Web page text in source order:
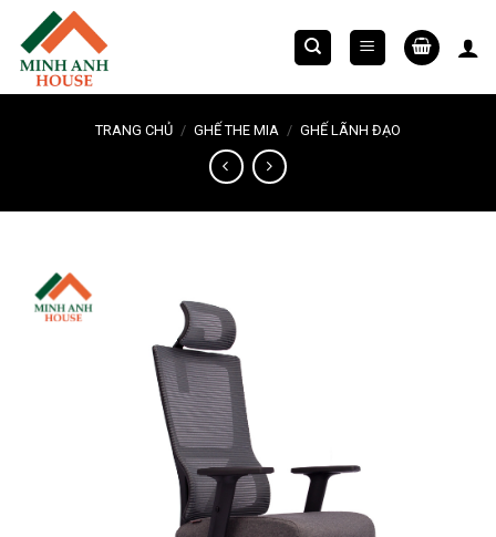
Chuyển
đến
nội
dung
TRANG CHỦ / GHẾ THE MIA / GHẾ LÃNH ĐẠO